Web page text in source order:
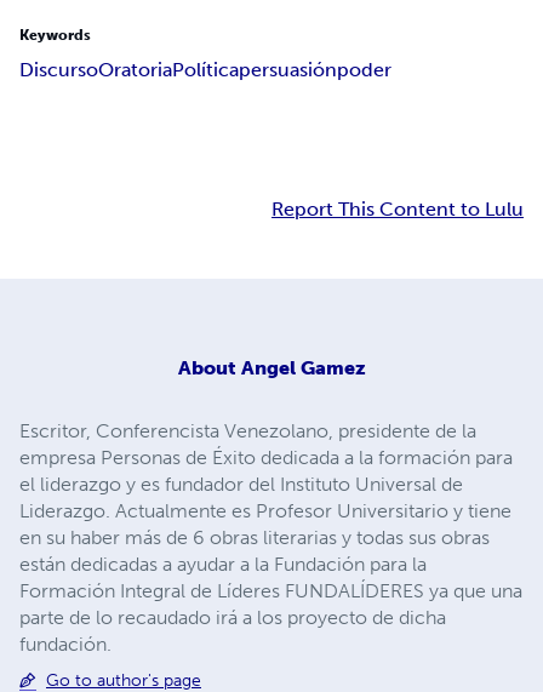
Keywords
DiscursoOratoriaPolíticapersuasiónpoder
Report This Content to Lulu
About Angel Gamez
Escritor, Conferencista Venezolano, presidente de la
empresa Personas de Éxito dedicada a la formación para
el liderazgo y es fundador del Instituto Universal de
Liderazgo. Actualmente es Profesor Universitario y tiene
en su haber más de 6 obras literarias y todas sus obras
están dedicadas a ayudar a la Fundación para la
Formación Integral de Líderes FUNDALÍDERES ya que una
parte de lo recaudado irá a los proyecto de dicha
fundación.
Go to author's page